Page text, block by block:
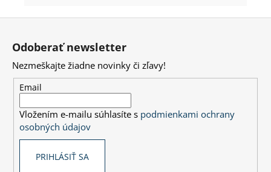
Odoberať newsletter
Nezmeškajte žiadne novinky či zľavy!
Email
Vložením e-mailu súhlasíte s podmienkami ochrany
osobných údajov
PRIHLÁSIŤ SA